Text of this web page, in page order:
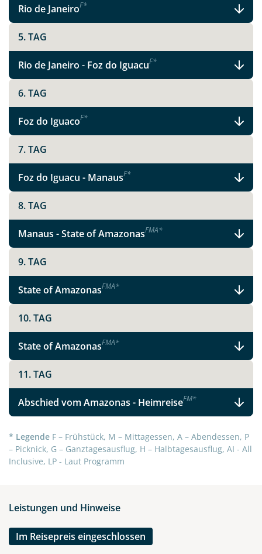
Rio de JaneiroF*
5. TAG
Rio de Janeiro - Foz do IguacuF*
6. TAG
Foz do IguacoF*
7. TAG
Foz do Iguacu - ManausF*
8. TAG
Manaus - State of AmazonasFMA*
9. TAG
State of AmazonasFMA*
10. TAG
State of AmazonasFMA*
11. TAG
Abschied vom Amazonas - HeimreiseFM*
* Legende F – Frühstück, M – Mittagessen, A – Abendessen, P
– Picknick, G – Ganztagesausflug, H – Halbtagesausflug, AI - All
Inclusive, LP - Laut Programm
Leistungen und Hinweise
Im Reisepreis eingeschlossen